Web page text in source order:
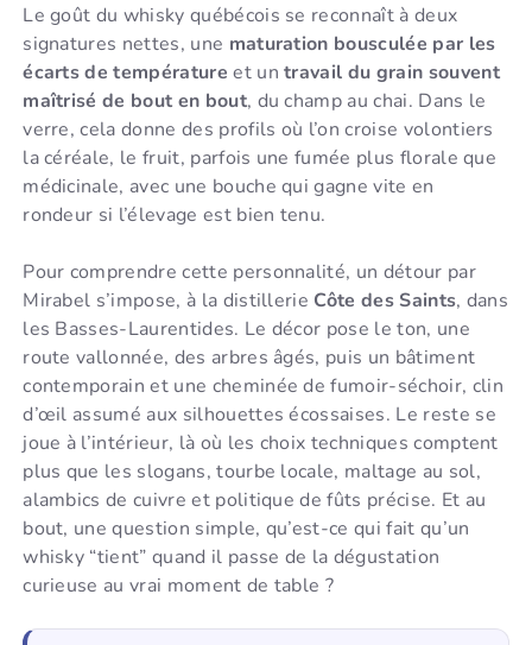
Le goût du whisky québécois se reconnaît à deux
signatures nettes, une maturation bousculée par les
écarts de température et untravail du grain souvent
maîtrisé de bout en bout, du champ au chai. Dans le
verre, cela donne des profils où l’on croise volontiers
la céréale, le fruit, parfois une fumée plus florale que
médicinale, avec une bouche qui gagne vite en
rondeur si l’élevage est bien tenu.
Pour comprendre cette personnalité, un détour par
Mirabel s’impose, à la distillerie Côte des Saints, dans
les Basses-Laurentides. Le décor pose le ton, une
route vallonnée, des arbres âgés, puis un bâtiment
contemporain et une cheminée de fumoir-séchoir, clin
d’œil assumé aux silhouettes écossaises. Le reste se
joue à l’intérieur, là où les choix techniques comptent
plus que les slogans, tourbe locale, maltage au sol,
alambics de cuivre et politique de fûts précise. Et au
bout, une question simple, qu’est-ce qui fait qu’un
whisky “tient” quand il passe de la dégustation
curieuse au vrai moment de table ?